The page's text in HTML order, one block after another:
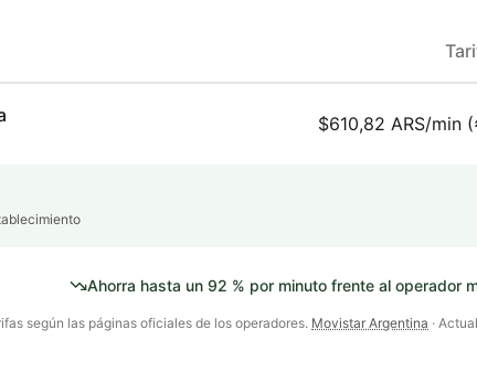
$610,82 ARS/min
Ahorra hasta un 92 % por minuto frente al operador
según las páginas oficiales de los operadores. Movistar Argentina ·